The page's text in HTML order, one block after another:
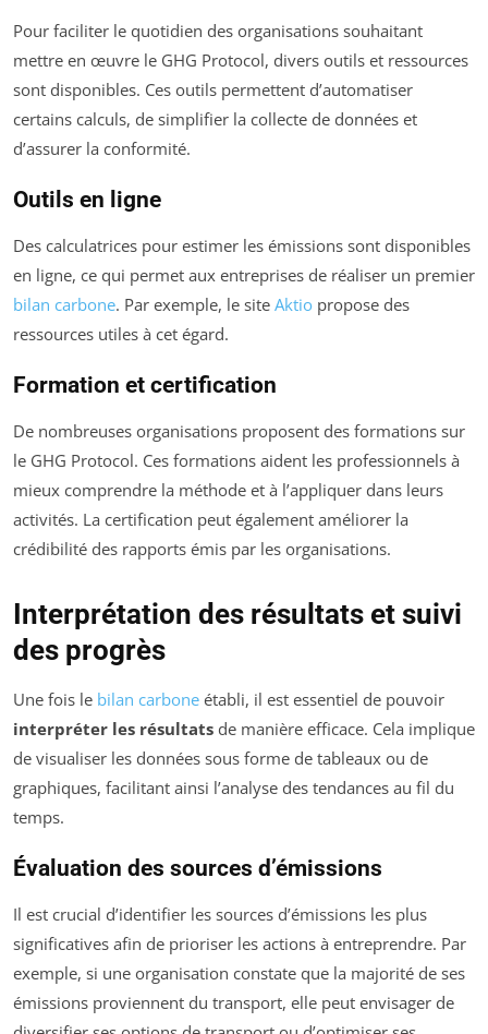
Pour faciliter le quotidien des organisations souhaitant
mettre en œuvre le GHG Protocol, divers outils et ressources
sont disponibles. Ces outils permettent d’automatiser
certains calculs, de simplifier la collecte de données et
d’assurer la conformité.
Outils en ligne
Des calculatrices pour estimer les émissions sont disponibles
en ligne, ce qui permet aux entreprises de réaliser un premier
bilan carbone. Par exemple, le site Aktio propose des
ressources utiles à cet égard.
Formation et certification
De nombreuses organisations proposent des formations sur
le GHG Protocol. Ces formations aident les professionnels à
mieux comprendre la méthode et à l’appliquer dans leurs
activités. La certification peut également améliorer la
crédibilité des rapports émis par les organisations.
Interprétation des résultats et suivi
des progrès
Une fois le bilan carbone établi, il est essentiel de pouvoir
interpréter les résultats de manière efficace. Cela implique
de visualiser les données sous forme de tableaux ou de
graphiques, facilitant ainsi l’analyse des tendances au fil du
temps.
Évaluation des sources d’émissions
Il est crucial d’identifier les sources d’émissions les plus
significatives afin de prioriser les actions à entreprendre. Par
exemple, si une organisation constate que la majorité de ses
émissions proviennent du transport, elle peut envisager de